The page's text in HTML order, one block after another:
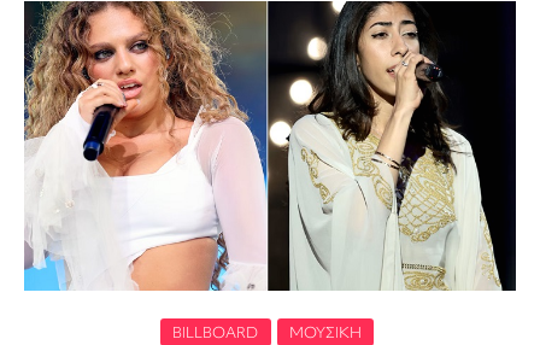
BILLBOARD ΜΟΥΣΙΚΉ